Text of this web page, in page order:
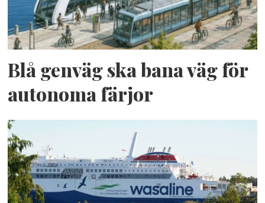
Blå genväg ska bana väg för
autonoma färjor